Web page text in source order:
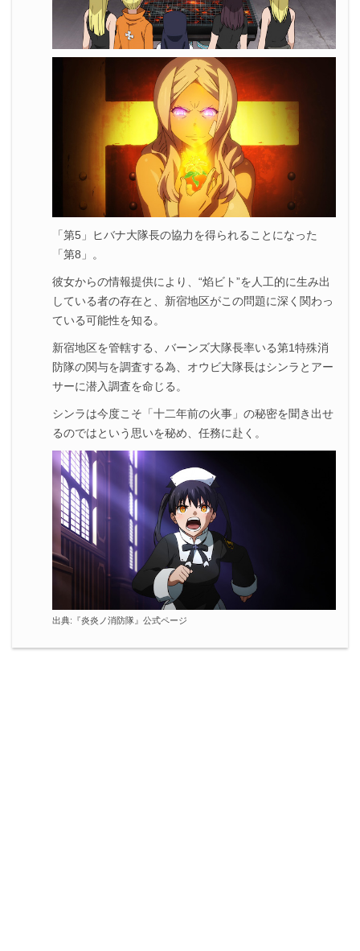
「第5」ヒバナ大隊長の協力を得られることになった
「第8」。
彼女からの情報提供により、“焰ビト”を人工的に生み出
している者の存在と、新宿地区がこの問題に深く関わっ
ている可能性を知る。
新宿地区を管轄する、バーンズ大隊長率いる第1特殊消
防隊の関与を調査する為、オウビ大隊長はシンラとアー
サーに潜入調査を命じる。
シンラは今度こそ「十二年前の火事」の秘密を聞き出せ
るのではという思いを秘め、任務に赴く。
出典: 『炎炎ノ消防隊』公式ページ